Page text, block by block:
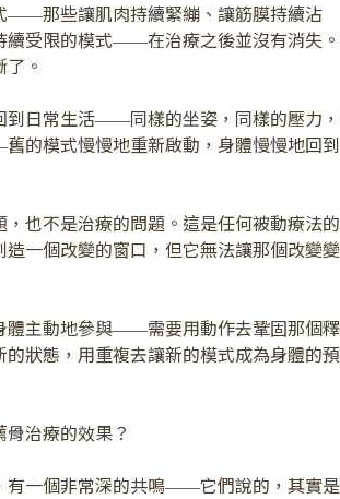
——那些讓肌肉持續緊繃、讓筋膜持續沾
續受限的模式——在治療之後並沒有消失。
。
到日常生活——同樣的坐姿，同樣的壓力，
的模式慢慢地重新啟動，身體慢慢地回到
，也不是治療的問題。這是任何被動療法的
造一個改變的窗口，但它無法讓那個改變變
體主動地參與——需要用動作去鞏固那個釋
的狀態，用重複去讓新的模式成為身體的預
治療的效果？
有一個非常深的共鳴——它們說的，其實是